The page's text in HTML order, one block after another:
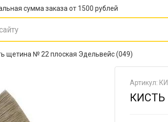
сумма заказа от 1500 рублей
щетина № 22 плоская Эдельвейс (049)
Артикул: